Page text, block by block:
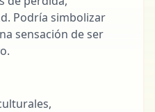
Podría simbolizar
sensación de ser